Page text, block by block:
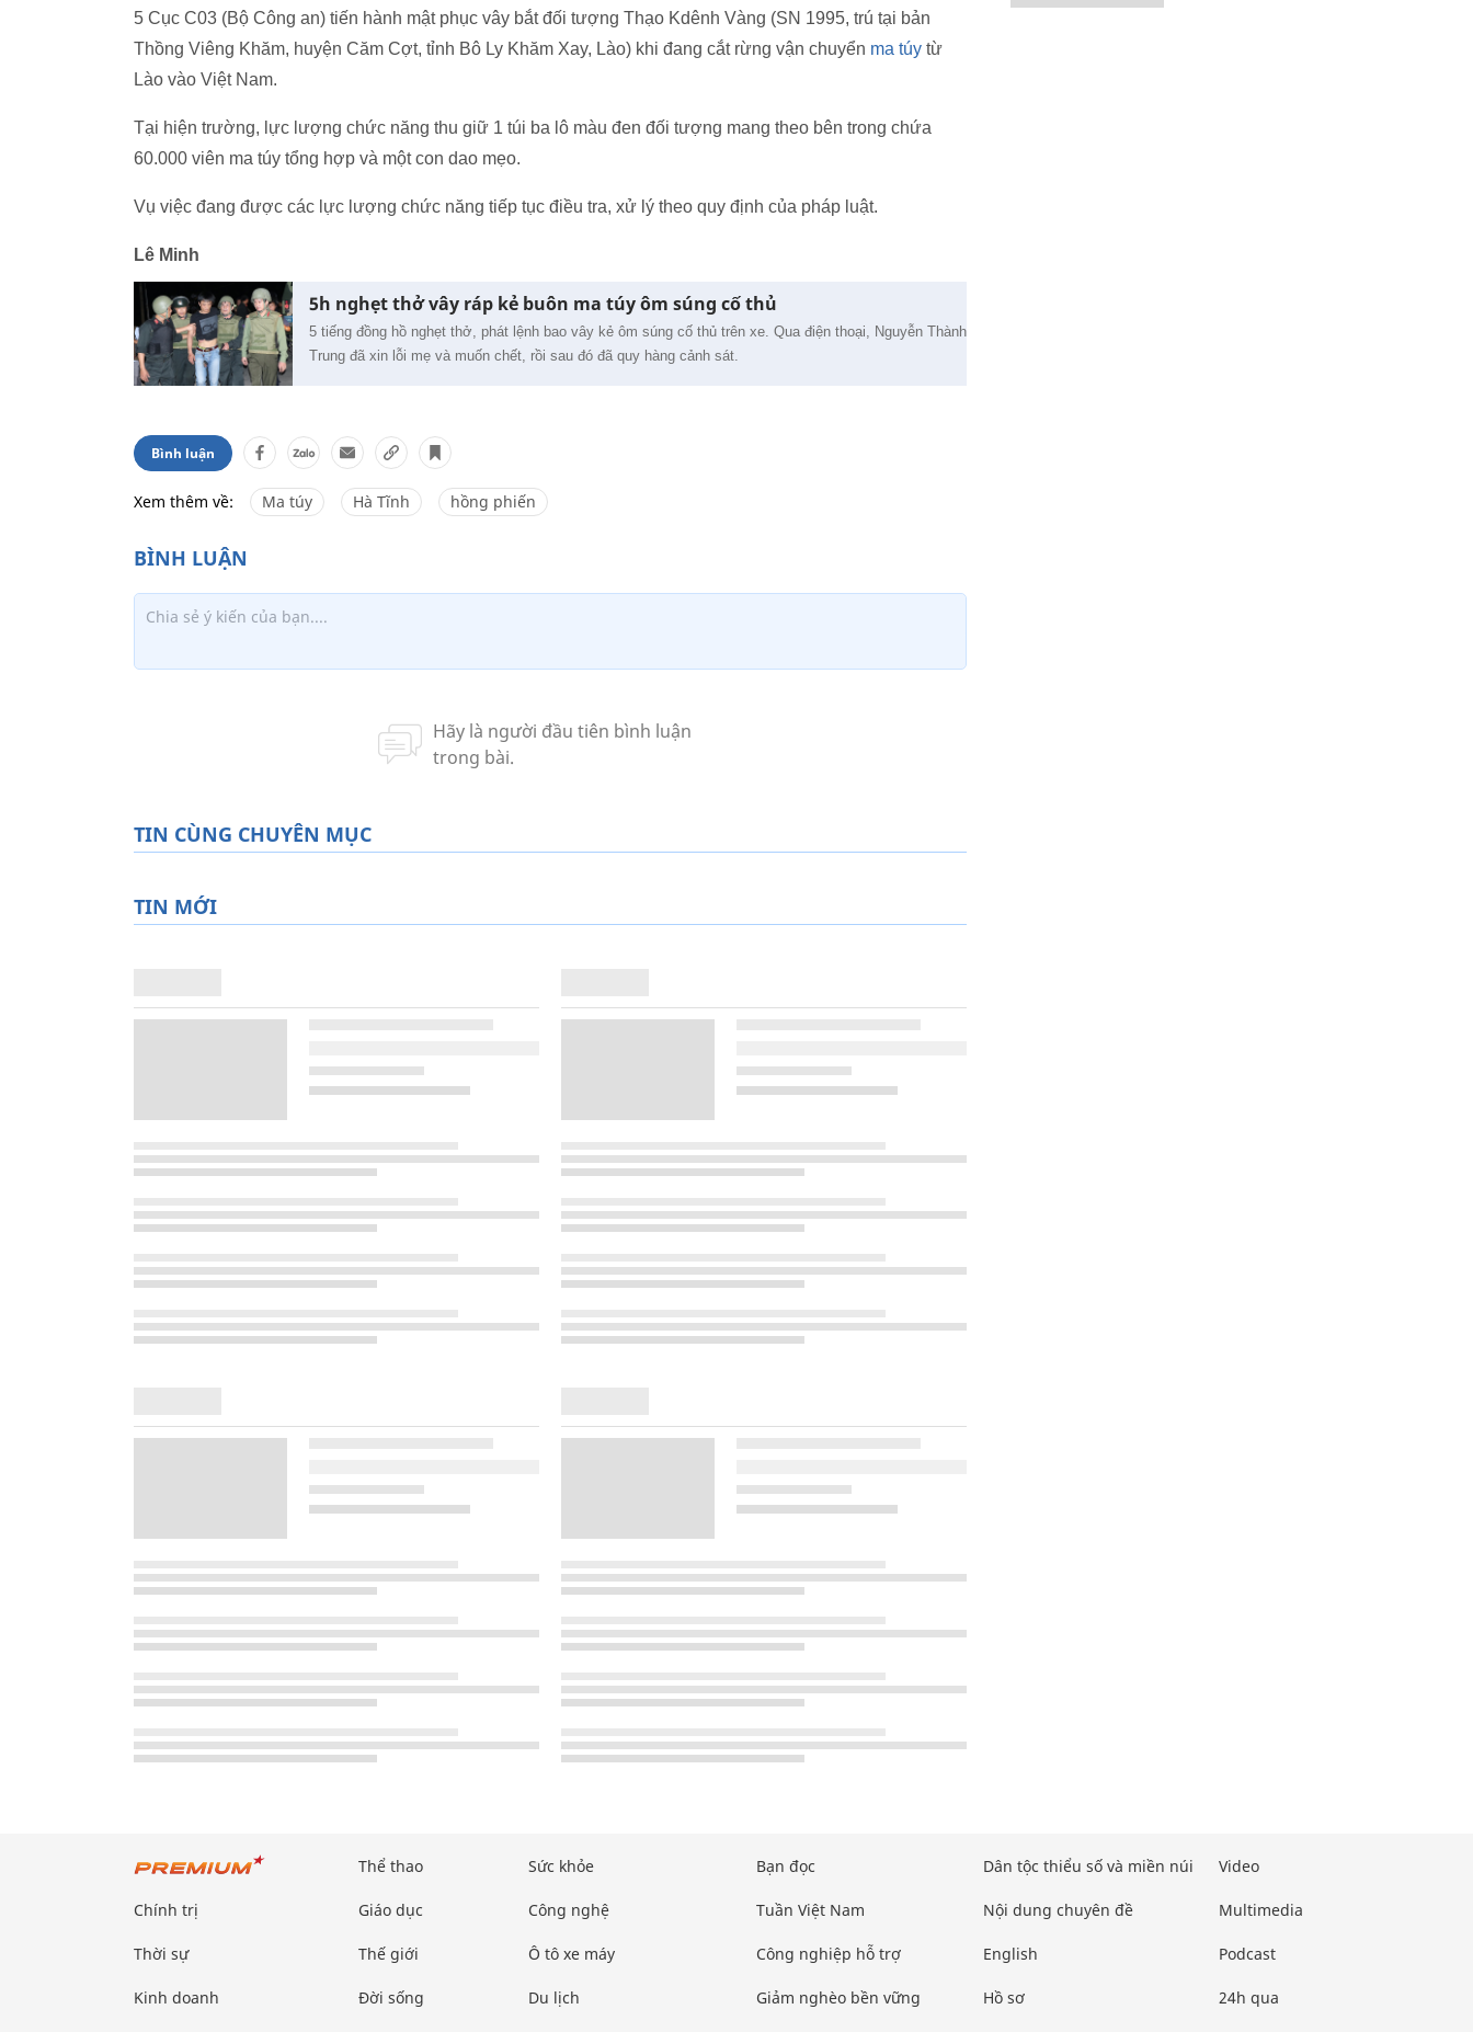
5 Cục C03 (Bộ Công an) tiến hành mật phục vây bắt đối tượng Thạo Kdênh Vàng (SN 1995, trú tại bản
Thồng Viêng Khăm, huyện Căm Cợt, tỉnh Bô Ly Khăm Xay, Lào) khi đang cắt rừng vận chuyển ma túy từ
Lào vào Việt Nam.
Tại hiện trường, lực lượng chức năng thu giữ 1 túi ba lô màu đen đối tượng mang theo bên trong chứa
60.000 viên ma túy tổng hợp và một con dao mẹo.
Vụ việc đang được các lực lượng chức năng tiếp tục điều tra, xử lý theo quy định của pháp luật.
Lê Minh
5h nghẹt thở vây ráp kẻ buôn ma túy ôm súng cố thủ
5 tiếng đồng hồ nghẹt thở, phát lệnh bao vây kẻ ôm súng cố thủ trên xe. Qua điện thoại, Nguyễn Thành
Trung đã xin lỗi mẹ và muốn chết, rồi sau đó đã quy hàng cảnh sát.
Bình luận
Xem thêm về: Ma túy Hà Tĩnh hồng phiến
TIN CÙNG CHUYÊN MỤC
TIN MỚI
Chính trị
Thời sự
Kinh doanh
Thể thao
Giáo dục
Thế giới
Đời sống
Sức khỏe
Công nghệ
Ô tô xe máy
Du lịch
Bạn đọc
Tuần Việt Nam
Công nghiệp hỗ trợ
Giảm nghèo bền vững
Dân tộc thiểu số và miền núi
Nội dung chuyên đề
English
Hồ sơ
Video
Multimedia
Podcast
24h qua